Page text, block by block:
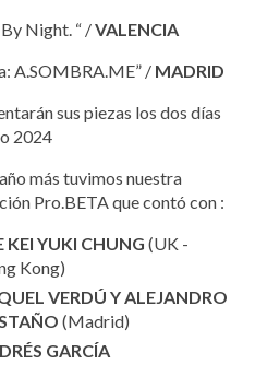
Night. “ /VALENCIA
A.SOMBRA.ME” / MADRID
sus piezas los dos días
2024
más tuvimos nuestra
Pro.BETA que contó con :
KEI YUKI CHUNG (UK -
Kong)
VERDÚ Y ALEJANDRO
(Madrid)
GARCÍA